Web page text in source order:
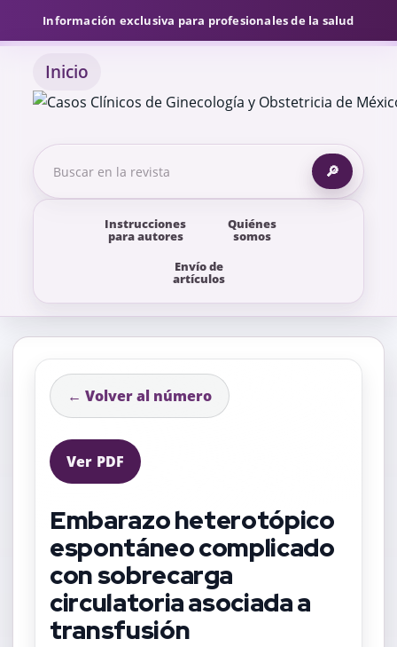
Información exclusiva para profesionales de la salud
Inicio
Instrucciones
para autores
Quiénes
somos
Envío de
artículos
🔎
← Volver al número
Ver PDF
Embarazo heterotópico
espontáneo complicado
con sobrecarga
circulatoria asociada a
transfusión